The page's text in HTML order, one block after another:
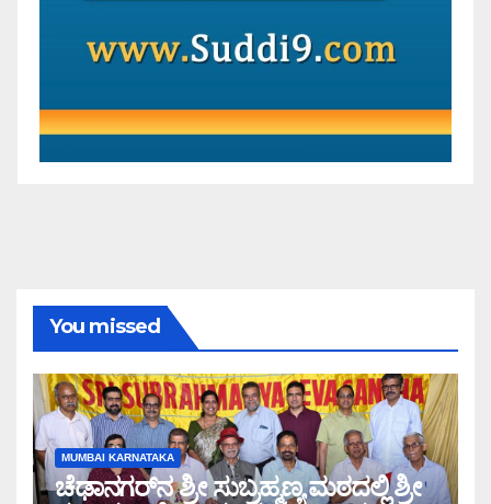
You missed
MUMBAI KARNATAKA
ಚೆಢಾನಗರ್‌ನ ಶ್ರೀ ಸುಬ್ರಹ್ಮಣ್ಯ ಮಠದಲ್ಲಿ ಶ್ರೀ